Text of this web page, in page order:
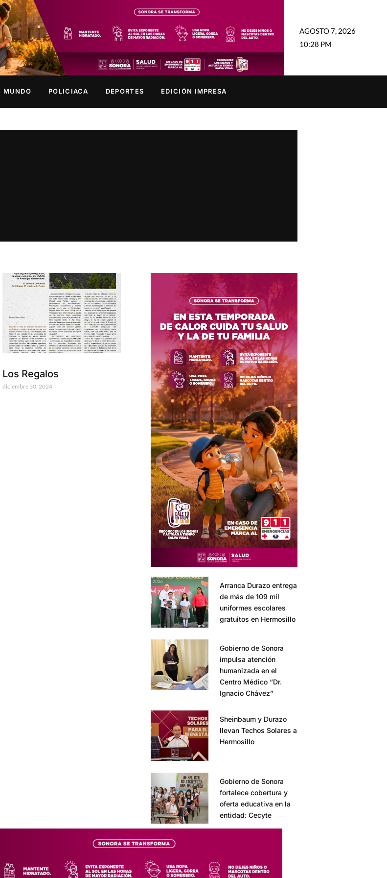
AGOSTO 7, 2026
10:28 PM
MUNDO POLICIACA DEPORTES EDICIÓN IMPRESA
Los Regalos
diciembre 30, 2024
Arranca Durazo entrega
de más de 109 mil
uniformes escolares
gratuitos en Hermosillo
Gobierno de Sonora
impulsa atención
humanizada en el
Centro Médico “Dr.
Ignacio Chávez”
Sheinbaum y Durazo
llevan Techos Solares a
Hermosillo
Gobierno de Sonora
fortalece cobertura y
oferta educativa en la
entidad: Cecyte